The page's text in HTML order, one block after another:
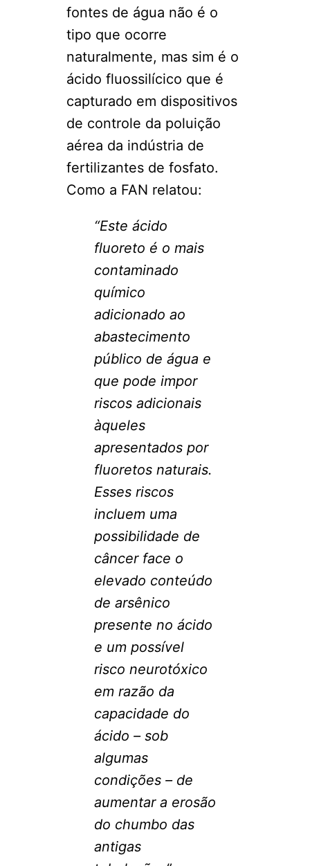
fontes de água não é o
tipo que ocorre
naturalmente, mas sim é o
ácido fluossilícico que é
capturado em dispositivos
de controle da poluição
aérea da indústria de
fertilizantes de fosfato.
Como a FAN relatou:
“Este ácido
fluoreto é o mais
contaminado
químico
adicionado ao
abastecimento
público de água e
que pode impor
riscos adicionais
àqueles
apresentados por
fluoretos naturais.
Esses riscos
incluem uma
possibilidade de
câncer face o
elevado conteúdo
de arsênico
presente no ácido
e um possível
risco neurotóxico
em razão da
capacidade do
ácido – sob
algumas
condições – de
aumentar a erosão
do chumbo das
antigas